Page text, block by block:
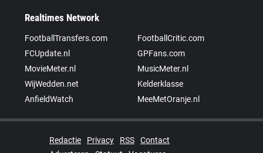
Realtimes Network
FootballTransfers.com
FootballCritic.com
FCUpdate.nl
GPFans.com
MovieMeter.nl
MusicMeter.nl
WijWedden.net
Kelderklasse
AnfieldWatch
MeeMetOranje.nl
Redactie Privacy RSS
Contact